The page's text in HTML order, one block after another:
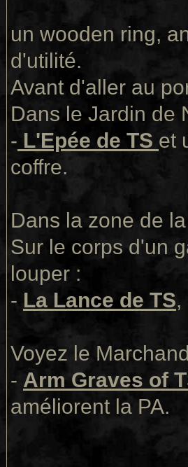
un wooden ring,
d'utilité.
Avant d'aller au
Dans le Jardin de
- L'Epée de TS et
coffre.
Dans la zone de
Sur le corps d'un
louper :
- La Lance de TS,
Voyez le
- Arm Graves of
améliorent la PA.